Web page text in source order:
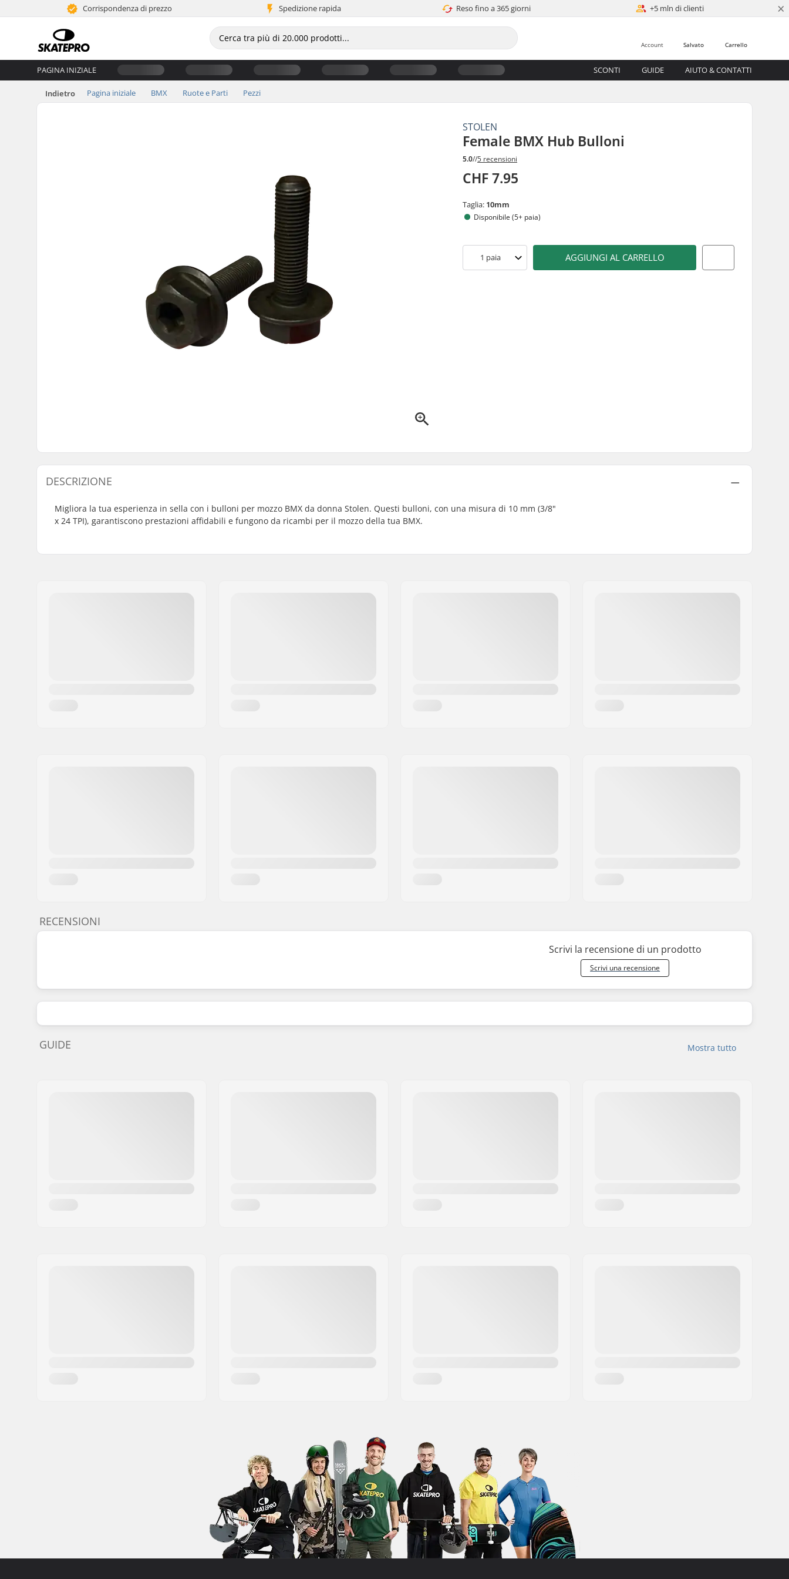
Corrispondenza di prezzo Spedizione rapida Reso fino a 365 giorni +5 mln di clienti ×
Carrello
Salvato
Account
PAGINA INIZIALE SCONTI GUIDE AIUTO & CONTATTI
Indietro Pagina iniziale BMX Ruote e Parti Pezzi
STOLEN
Female BMX Hub Bulloni
5.0//5 recensioni
CHF 7.95
Taglia: 10mm
Disponibile (5+ paia)
1 paia AGGIUNGI AL CARRELLO
DESCRIZIONE
Migliora la tua esperienza in sella con i bulloni per mozzo BMX da donna Stolen. Questi bulloni, con una misura di 10 mm (3/8"
x 24 TPI), garantiscono prestazioni affidabili e fungono da ricambi per il mozzo della tua BMX.
RECENSIONI
Scrivi la recensione di un prodotto
Scrivi una recensione
Mostra tutto
GUIDE